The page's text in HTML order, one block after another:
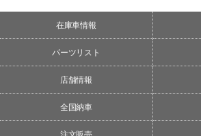
在庫車情報
パーツリスト
店舗情報
全国納車